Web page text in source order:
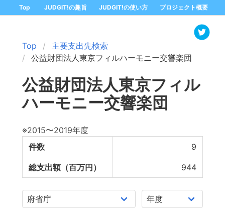
Top JUDGIT!の趣旨 JUDGIT!の使い方 プロジェクト概要
Top
主要支出先検索
公益財団法人東京フィルハーモニー交響楽団
公益財団法人東京フィル
ハーモニー交響楽団
※2015〜2019年度
件数
9
総支出額（百万円） 944